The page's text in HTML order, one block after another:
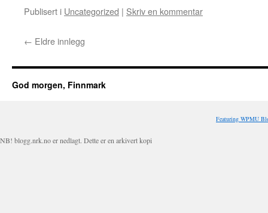
Publisert i Uncategorized | Skriv en kommentar
← Eldre innlegg
God morgen, Finnmark
Featuring WPMU
NB! blogg.nrk.no er nedlagt. Dette er en arkivert kopi